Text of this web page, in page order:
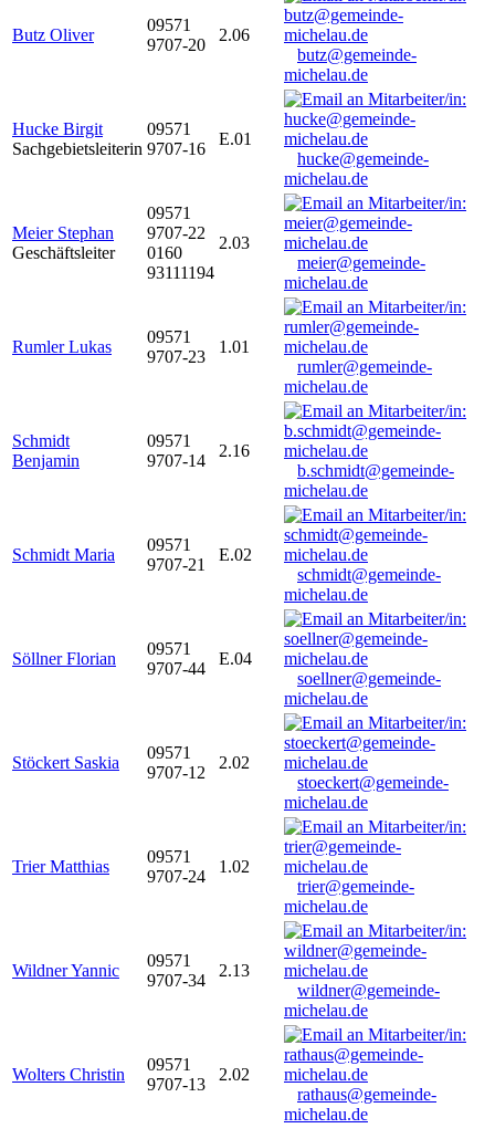
Butz Oliver
09571
9707-20
2.06
butz@gemeinde-
michelau.de
Hucke Birgit
Sachgebietsleiterin
09571
9707-16
E.01
hucke@gemeinde-
michelau.de
Meier Stephan
Geschäftsleiter
09571
9707-22
0160
93111194
2.03
meier@gemeinde-
michelau.de
Rumler Lukas
09571
9707-23
1.01
rumler@gemeinde-
michelau.de
Schmidt
Benjamin
09571
9707-14
2.16
b.schmidt@gemeinde-
michelau.de
Schmidt Maria
09571
9707-21
E.02
schmidt@gemeinde-
michelau.de
Söllner Florian
09571
9707-44
E.04
soellner@gemeinde-
michelau.de
Stöckert Saskia
09571
9707-12
2.02
stoeckert@gemeinde-
michelau.de
Trier Matthias
09571
9707-24
1.02
trier@gemeinde-
michelau.de
Wildner Yannic
09571
9707-34
2.13
wildner@gemeinde-
michelau.de
Wolters Christin
09571
9707-13
2.02
rathaus@gemeinde-
michelau.de